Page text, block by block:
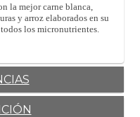
la mejor carne blanca,
y arroz elaborados en su
los micronutrientes.